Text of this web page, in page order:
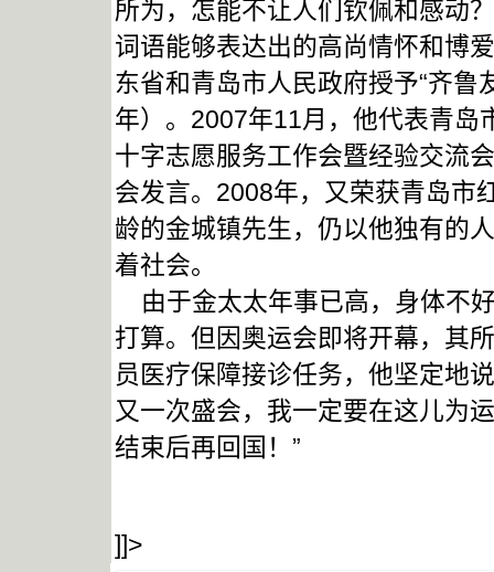
所为，怎能不让人们钦佩和感动
词语能够表达出的高尚情怀和博
东省和青岛市人民政府授予“齐鲁
年）。2007年11月，他代表青岛
十字志愿服务工作会暨经验交流
会发言。2008年，又荣获青岛市
龄的金城镇先生，仍以他独有的
着社会。
由于金太太年事已高，身体不
打算。但因奥运会即将开幕，其
员医疗保障接诊任务，他坚定地
又一次盛会，我一定要在这儿为
结束后再回国！”
]]>